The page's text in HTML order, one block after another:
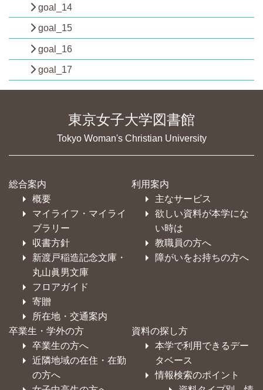
goal_14
goal_15
goal_16
goal_17
東京女子大学図書館
Tokyo Woman's Christian University
総合案内
概要
マイライフ・マイライ
ブラリー
収書方針
新渡戸稲造記念文庫・
丸山眞男文庫
フロアガイド
寄贈
所在地・交通案内
利用案内
主なサービス
欲しい資料が本学にな
い時は
教職員の方へ
障がいをお持ちの方へ
卒業生・学外の方
卒業生の方へ
近隣地域の在住・在勤
の方へ
資料の探し方
本学で利用できるデー
タベース
情報検索のポイント